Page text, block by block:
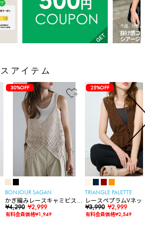
アイテム
30%OFF
BONJOUR SAGAN
かぎ編みレースキャミビスチ
ェ
¥4,290 ¥2,999
有料会員価格¥1,949
25%OFF
TRIANGLE PALETTE
レースペプラムVネッ
ト
¥3,990 ¥2,999
有料会員価格¥2,549